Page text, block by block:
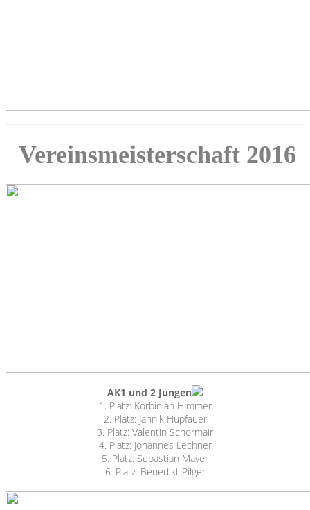
Vereinsmeisterschaft 2016
AK1 und 2 Jungen
1. Platz: Korbinian Himmer
2. Platz: Jannik Hupfauer
3. Platz: Valentin Schormair
4. Platz: Johannes Lechner
5. Platz: Sebastian Mayer
6. Platz: Benedikt Pilger